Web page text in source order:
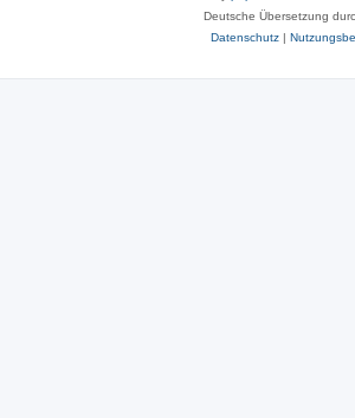
Deutsche Übersetzung
Datenschutz|